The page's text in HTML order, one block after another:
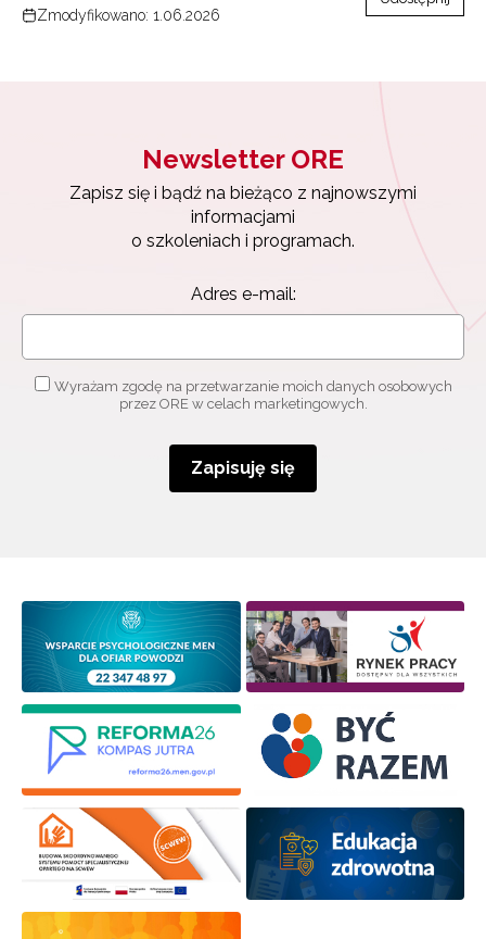
Zmodyfikowano: 1.06.2026
Newsletter ORE
Zapisz się i bądź na bieżąco z najnowszymi
informacjami
o szkoleniach i programach.
Adres e-mail:
Wyrażam zgodę na przetwarzanie moich danych osobowych
przez ORE w celach marketingowych.
Zapisuję się
Zapisz się i bądź na bieżąco z najnowszymi
o szkoleniach i programach.
Adres e-mail:
osobowych przez ORE w celach marketingowych.